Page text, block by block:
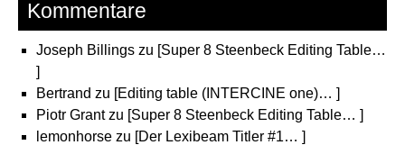
Kommentare
Joseph Billings zu [Super 8 Steenbeck Editing Table…
]
Bertrand zu [Editing table (INTERCINE one)… ]
Piotr Grantzu [Super 8 Steenbeck Editing Table… ]
lemonhorse zu [Der Lexibeam Titler #1… ]